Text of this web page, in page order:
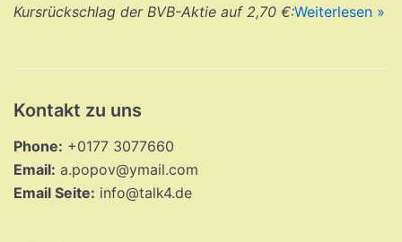
Kursrückschlag der BVB-Aktie auf 2,70 €:Weiterlesen »
Kontakt zu uns
Phone: +0177 3077660
Email: a.popov@ymail.com
Email Seite: info@talk4.de